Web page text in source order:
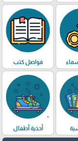
فواصل كتب
أحذية أطفال